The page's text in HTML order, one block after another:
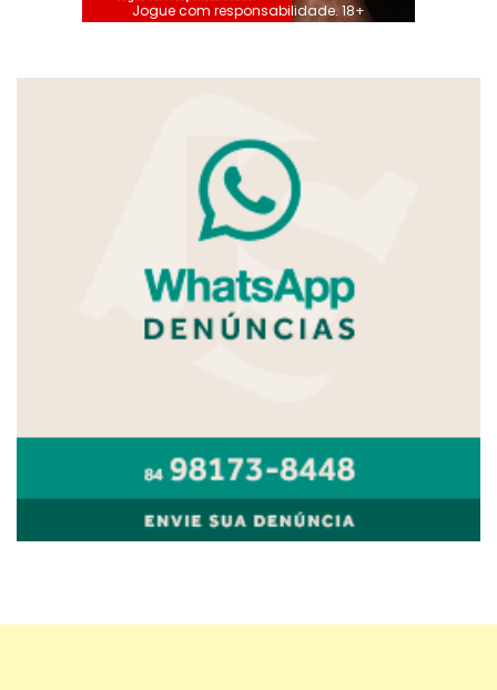
Jogue com responsabilidade. 18+